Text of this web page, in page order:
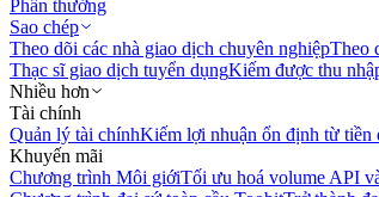
Phần thưởng
Sao chép
Theo dõi các nhà giao dịch chuyên nghiệpTheo
Thạc sĩ giao dịch tuyển dụngKiếm được thu
Nhiều hơn
Tài chính
Quản lý tài chínhKiếm lợi nhuận ổn định từ tiền
Khuyến mãi
Chương trình Môi giớiTối ưu hoá volume API